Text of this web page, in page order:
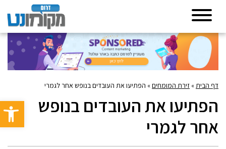
פתח
דף הבית» זירת המומחים» הפתיעו את העובדים בנופש אחר לגמרי
הפתיעו את העובדים בנופש
אחר לגמרי